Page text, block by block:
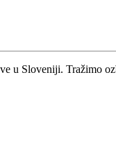
u Sloveniji. Tražimo